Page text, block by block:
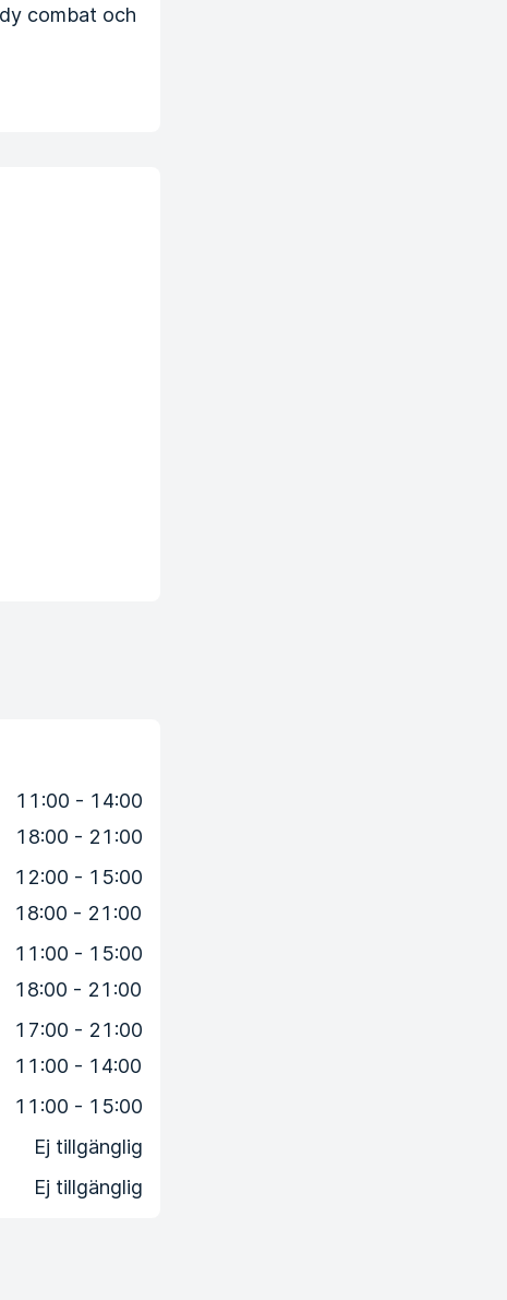
combat och
11:00 - 14:00
18:00 - 21:00
12:00 - 15:00
18:00 - 21:00
11:00 - 15:00
18:00 - 21:00
17:00 - 21:00
11:00 - 14:00
11:00 - 15:00
Ej tillgänglig
Ej tillgänglig